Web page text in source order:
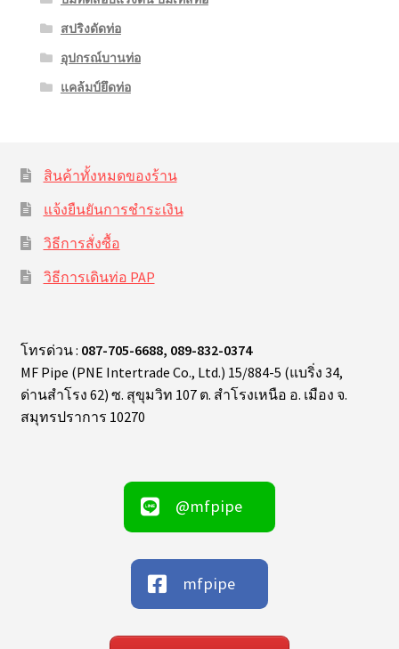
สปริงดัดท่อ
อุปกรณ์บานท่อ
แคล้มป์ยึดท่อ
สินค้าทั้งหมดของร้าน
แจ้งยืนยันการชำระเงิน
วิธีการสั่งซื้อ
วิธีการเดินท่อ PAP
โทรด่วน : 087-705-6688, 089-832-0374
MF Pipe (PNE Intertrade Co., Ltd.) 15/884-5 (แบริ่ง 34,
ด่านสำโรง 62) ซ. สุขุมวิท 107 ต. สำโรงเหนือ อ. เมือง จ.
สมุทรปราการ 10270
@mfpipe
mfpipe